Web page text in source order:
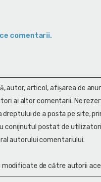
comentarii.
autor, articol, afişarea de
ai altor comentarii. Ne
de a posta pe site,
conţinutul postat de
autorului comentariului.
de către autorii